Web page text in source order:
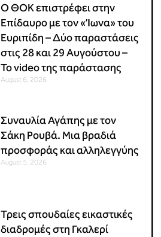
Ο ΘΟΚ επιστρέφει στην
Επίδαυρο με τον «Ίωνα» του
Ευριπίδη – Δύο παραστάσεις
στις 28 και 29 Αυγούστου –
Το video της παράστασης
August 6, 2026
Συναυλία Αγάπης με τον
Σάκη Ρουβά. Μια βραδιά
προσφοράς και αλληλεγγύης
August 5, 2026
Τρεις σπουδαίες εικαστικές
διαδρομές στη Γκαλερί